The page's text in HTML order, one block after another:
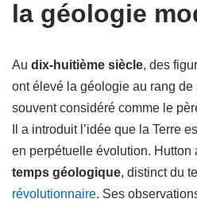
la géologie
Au dix-huitième siècle, des
ont élevé la géologie au rang de
souvent considéré comme le
Il a introduit l’idée que la Terre
en perpétuelle évolution.
temps géologique, distinct du
révolutionnaire. Ses